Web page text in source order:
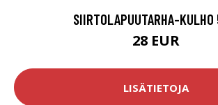
SIIRTOLAPUUTARHA-KULHO
28 EUR
LISÄTIETOJA